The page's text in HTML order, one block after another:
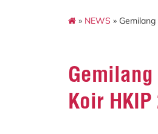
» NEWS »
Koir